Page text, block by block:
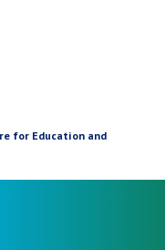
for Education and